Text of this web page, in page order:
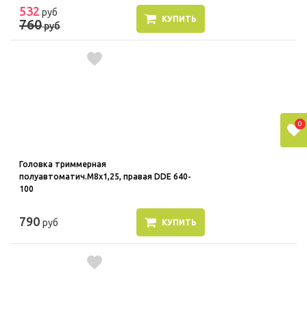
532 руб
760руб
КУПИТЬ
Головка триммерная
полуавтоматич.М8х1,25, правая DDE 640-
100
790 руб КУПИТЬ
0